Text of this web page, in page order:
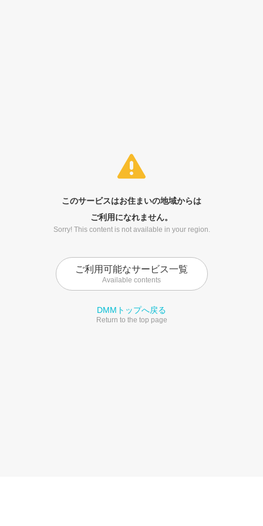
このサービスはお住まいの地域からは
ご利用になれません。
Sorry! This content is not available in your region.
ご利用可能なサービス一覧
Available contents
DMMトップへ戻る
Return to the top page